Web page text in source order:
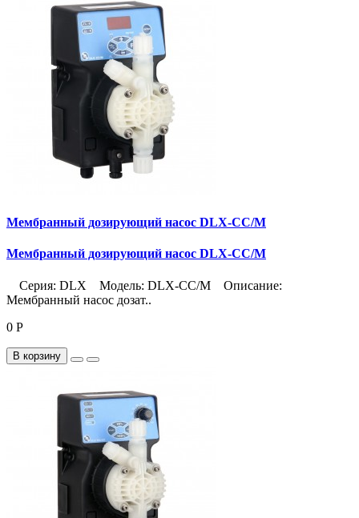
Мембранный дозирующий насос DLX-CC/M
Мембранный дозирующий насос DLX-CC/M
Серия: DLX Модель: DLX-CC/M Описание:
Мембранный насос дозат..
0 Р
В корзину